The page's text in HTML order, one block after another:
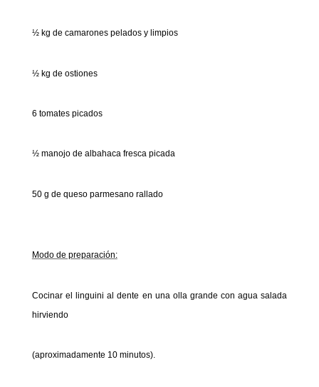
½ kg de camarones pelados y limpios
½ kg de ostiones
6 tomates picados
½ manojo de albahaca fresca picada
50 g de queso parmesano rallado
Modo de preparación:
Cocinar el linguini al dente en una olla grande con agua salada
hirviendo
(aproximadamente 10 minutos).